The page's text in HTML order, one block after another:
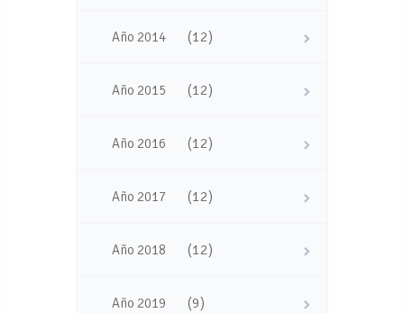
Año 2014 (12)
Año 2015 (12)
Año 2016 (12)
Año 2017 (12)
Año 2018 (12)
Año 2019 (9)